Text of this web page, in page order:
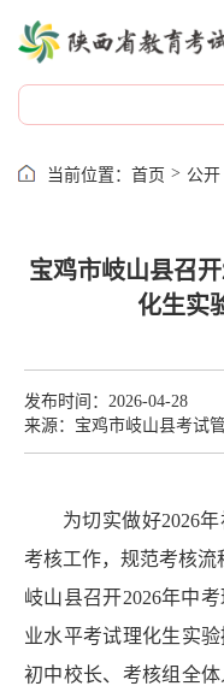
当前位置： 首页 > 公开
宝鸡市岐山县召
化生实
发布时间：2026-04-28
来源：宝鸡市岐山县考试
为切实做好2026年
考核工作，规范考核流
岐山县召开2026年中
业水平考试理化生实
初中校长、考核组全